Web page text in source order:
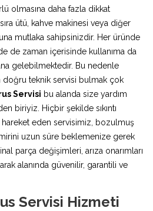
olmasına daha fazla dikkat
ütü, kahve makinesi veya diğer
mutlaka sahipsinizdir. Her üründe
de zaman içerisinde kullanıma da
gelebilmektedir. Bu nedenle
doğru teknik servisi bulmak çok
Servisi bu alanda size yardım
biriyiz. Hiçbir şekilde sıkıntı
hareket eden servisimiz, bozulmuş
uzun süre beklemenize gerek
parça değişimleri, arıza onarımları
alanında güvenilir, garantili ve
Servisi Hizmeti